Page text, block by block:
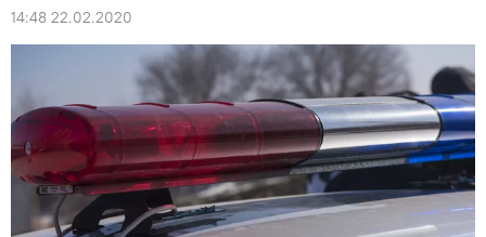
14:48 22.02.2020